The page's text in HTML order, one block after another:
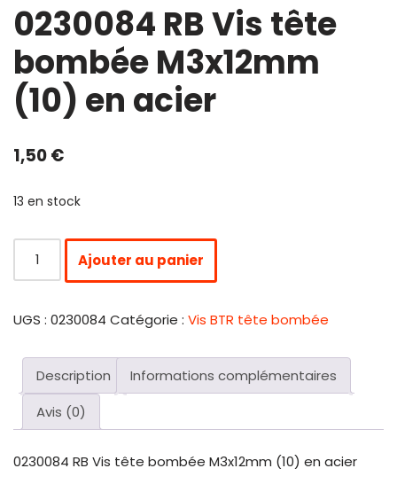
0230084 RB Vis tête
bombée M3x12mm
(10) en acier
1,50€
13 en stock
Ajouter au panier
UGS : 0230084 Catégorie : Vis BTR tête bombée
Description
Informations complémentaires
Avis (0)
0230084 RB Vis tête bombée M3x12mm (10) en acier